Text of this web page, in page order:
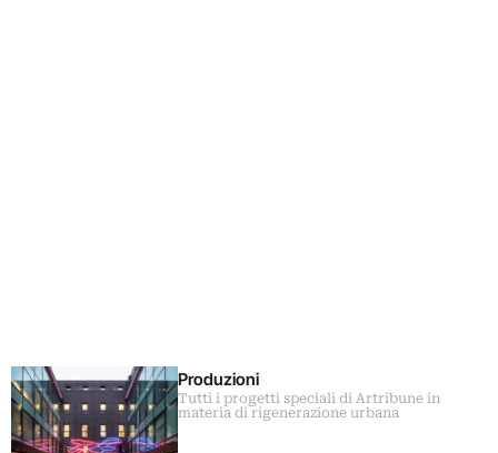
Produzioni
Tutti i progetti speciali di Artribune in
materia di rigenerazione urbana